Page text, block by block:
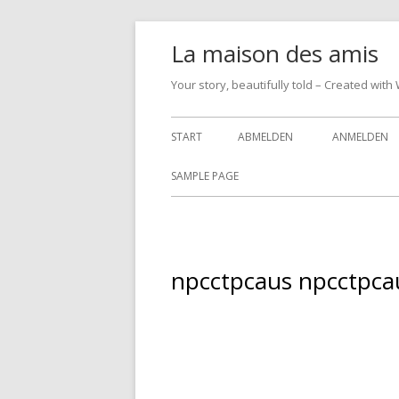
La maison des amis
Your story, beautifully told – Created with
Primäres
Menü
START ABMELDEN ANMELDEN
SAMPLE PAGE
npcctpcaus